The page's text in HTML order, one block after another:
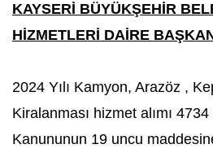
KAYSERİ BÜYÜKŞEHİR
HİZMETLERİ DAİRE
2024 Yılı Kamyon, Arazöz ,
Kiralanması hizmet alımı
Kanununun 19 uncu